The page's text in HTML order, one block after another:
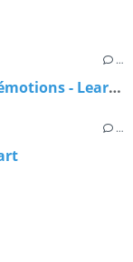
…
Les mots de l'album : la couleur des émotions - Learningapps
…